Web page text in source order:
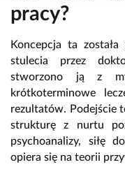
pracy?
Koncepcja ta
stulecia przez
stworzono ją z
krótkoterminowe
rezultatów. Podejście
strukturę z nurtu
psychoanalizy, siłę
opiera się na teorii